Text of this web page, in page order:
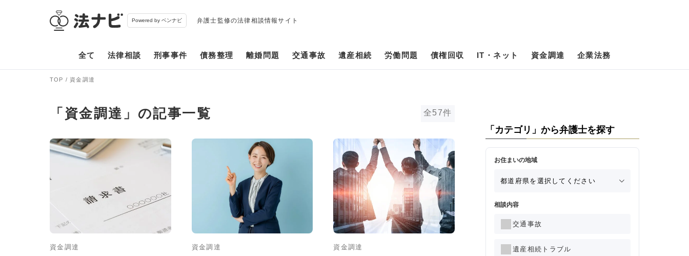
Powered by ベンナビ 弁護士監修の法律相談情報サイト
全て 法律相談 刑事事件 債務整理 離婚問題 交通事故 遺産相続 労働問題 債権回収 IT・ネット 資金調達 企業法務
TOP 資金調達
「資金調達」の記事一覧 全57件
資金調達 資金調達 資金調達
「カテゴリ」から弁護士を探す
お住まいの地域
相談内容
交通事故
遺産相続トラブル